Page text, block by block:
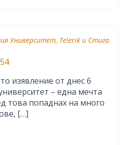
Университет, Telerik и Стига
изявление от днес 6
– една мечта
това попаднах на много
[…]